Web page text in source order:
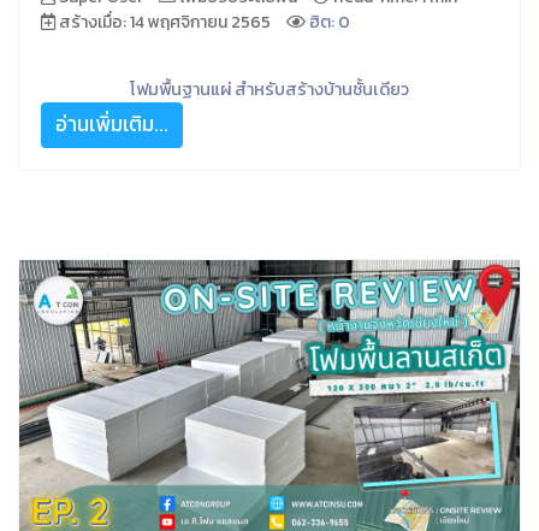
สร้างเมื่อ: 14 พฤศจิกายน 2565
ฮิต: 0
โฟมพื้นฐานแผ่ สำหรับสร้างบ้านชั้นเดียว
อ่านเพิ่มเติม...